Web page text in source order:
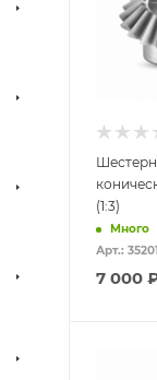
(1:3)
Много
Арт.:
7 000